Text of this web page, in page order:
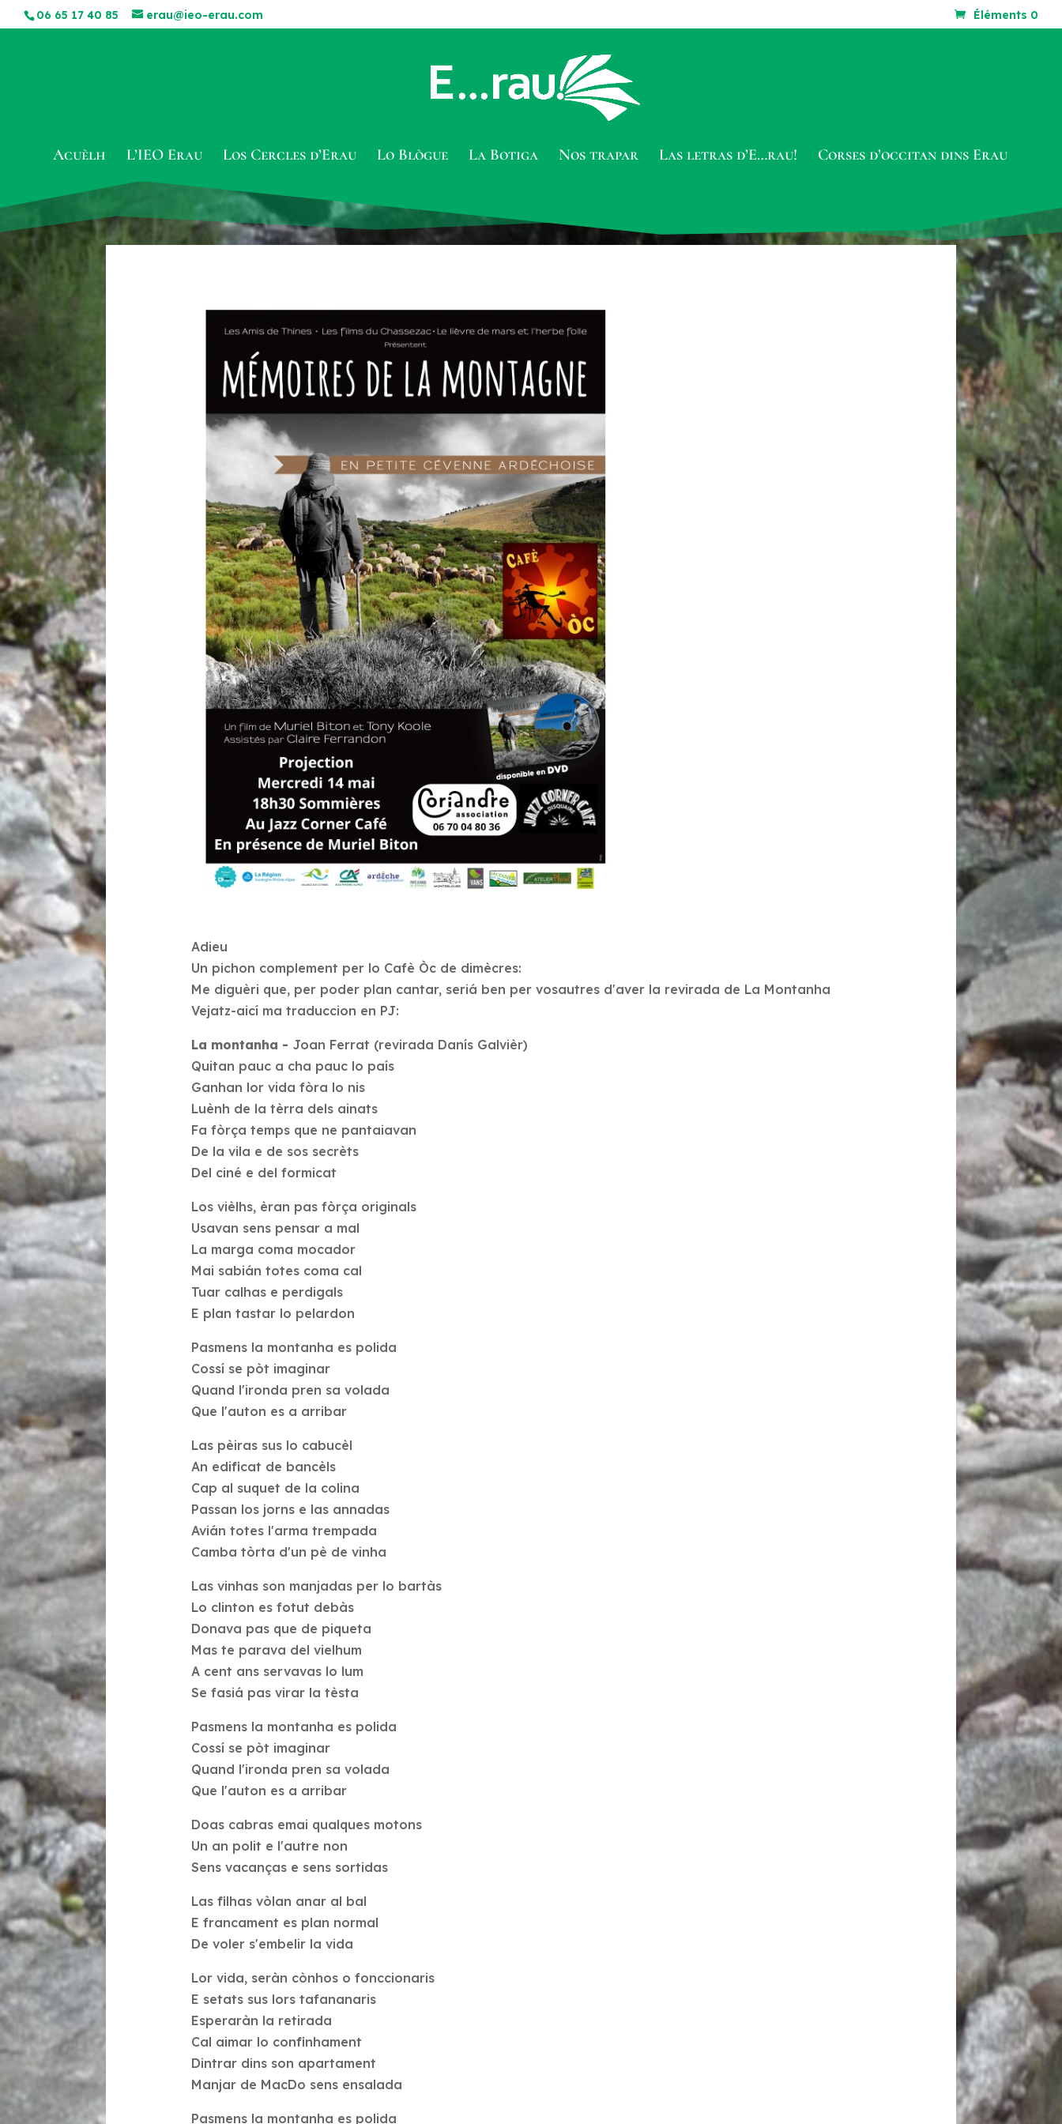
06 65 17 40 85 erau@ieo-erau.com Éléments 0
Acuèlh L’IEO Erau Los Cercles d’Erau Lo Blògue La Botiga Nos trapar Las letras d’E…rau! Corses d’occitan dins Erau
Adieu
Un pichon complement per lo Cafè Òc de dimècres:
Me diguèri que, per poder plan cantar, seriá ben per vosautres d'aver la revirada de La Montanha
Vejatz-aicí ma traduccion en PJ:
La montanha - Joan Ferrat (revirada Danís Galvièr)
Quitan pauc a cha pauc lo país
Ganhan lor vida fòra lo nis
Luènh de la tèrra dels ainats
Fa fòrça temps que ne pantaiavan
De la vila e de sos secrèts
Del ciné e del formicat
Los vièlhs, èran pas fòrça originals
Usavan sens pensar a mal
La marga coma mocador
Mai sabián totes coma cal
Tuar calhas e perdigals
E plan tastar lo pelardon
Pasmens la montanha es polida
Cossí se pòt imaginar
Quand l'ironda pren sa volada
Que l'auton es a arribar
Las pèiras sus lo cabucèl
An edificat de bancèls
Cap al suquet de la colina
Passan los jorns e las annadas
Avián totes l'arma trempada
Camba tòrta d'un pè de vinha
Las vinhas son manjadas per lo bartàs
Lo clinton es fotut debàs
Donava pas que de piqueta
Mas te parava del vielhum
A cent ans servavas lo lum
Se fasiá pas virar la tèsta
Pasmens la montanha es polida
Cossí se pòt imaginar
Quand l'ironda pren sa volada
Que l'auton es a arribar
Doas cabras emai qualques motons
Un an polit e l'autre non
Sens vacanças e sens sortidas
Las filhas vòlan anar al bal
E francament es plan normal
De voler s'embelir la vida
Lor vida, seràn cònhos o fonccionaris
E setats sus lors tafananaris
Esperaràn la retirada
Cal aimar lo confinhament
Dintrar dins son apartament
Manjar de MacDo sens ensalada
Pasmens la montanha es polida